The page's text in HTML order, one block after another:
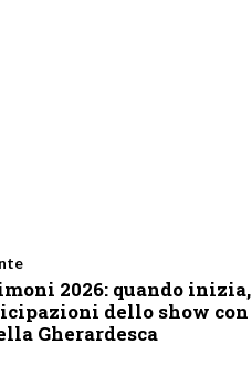
2026: quando inizia,
dello show con
Gherardesca